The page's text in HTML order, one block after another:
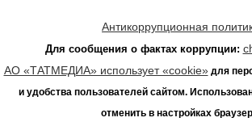
Антикоррупционная
Для сообщения о фактах коррупции:
АО «ТАТМЕДИА» использует «cookie»для
и удобства пользователей сайтом.
отменить в настройках